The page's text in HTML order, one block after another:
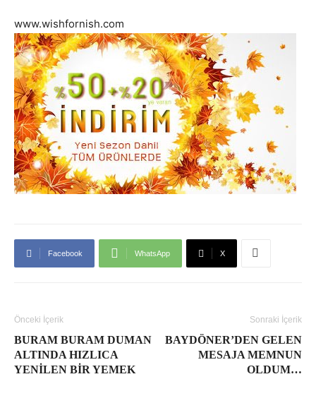
www.wishfornish.com
Facebook WhatsApp X
Önceki İçerik
BURAM BURAM DUMAN
ALTINDA HIZLICA
YENILEN BIR YEMEK
Sonraki İçerik
BAYDÖNER’DEN GELEN
MESAJA MEMNUN
OLDUM…